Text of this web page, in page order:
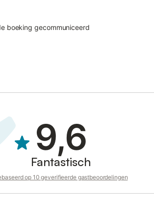
boeking gecommuniceerd
9,6
Fantastisch
op 10 geverifieerde gastbeoordelingen